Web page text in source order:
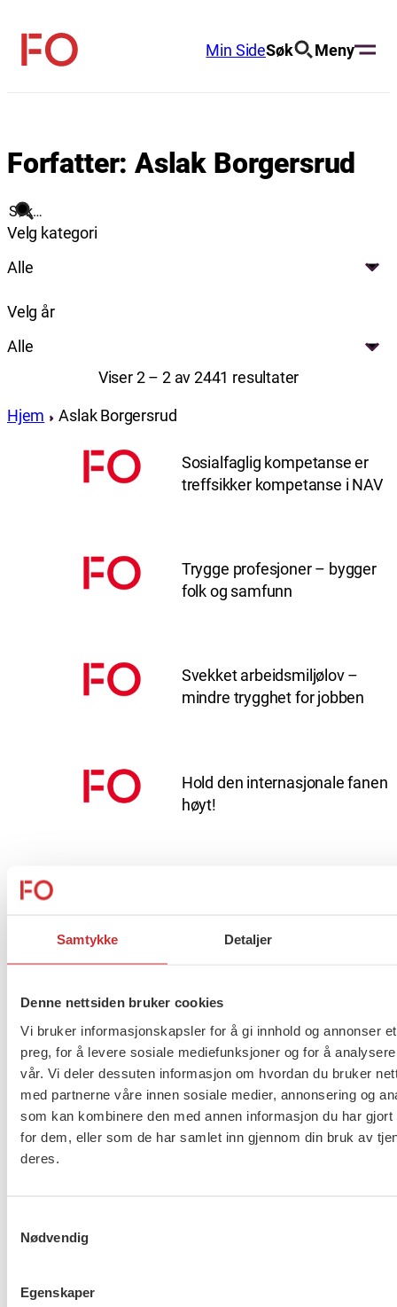
Samtykke Detaljer
Denne nettsiden bruker cookies
Vi bruker informasjonskapsler for å gi innhold og annonser
preg, for å levere sosiale mediefunksjoner og for å
vår. Vi deler dessuten informasjon om hvordan du bruker
med partnerne våre innen sosiale medier, annonsering og
som kan kombinere den med annen informasjon du har gjort
for dem, eller som de har samlet inn gjennom din bruk av
deres.
Nødvendig
Egenskaper
innhold
FO
Min SideSøk Meny
Forfatter:Aslak Borgersrud
Søk
Velg kategori
Alle
Velg år
Alle
Viser 2 – 2 av 2441 resultater
Hjem Aslak Borgersrud
Sosialfaglig kompetanse er
treffsikker kompetanse i NAV
Trygge profesjoner – bygger
folk og samfunn
Svekket arbeidsmiljølov –
mindre trygghet for jobben
Hold den internasjonale fanen
høyt!
Vi skal stå opp for trygghet og
Kvisvik og Faugli gjenvalgt